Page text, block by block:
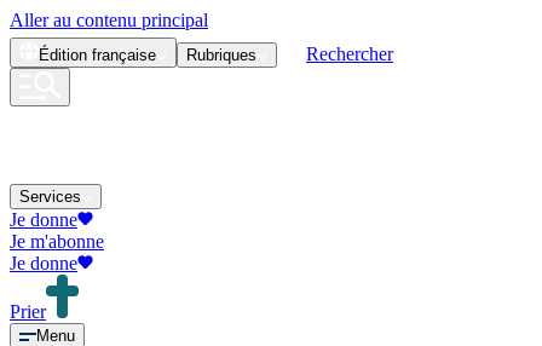
Aller au contenu principal
Édition française Rubriques Rechercher
Services
Je donne
Je m'abonne
Je donne
Prier
Menu